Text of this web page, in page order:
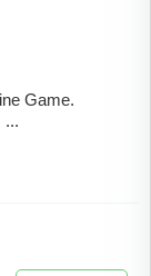
Game.
...